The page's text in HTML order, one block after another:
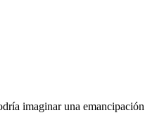
imaginar una